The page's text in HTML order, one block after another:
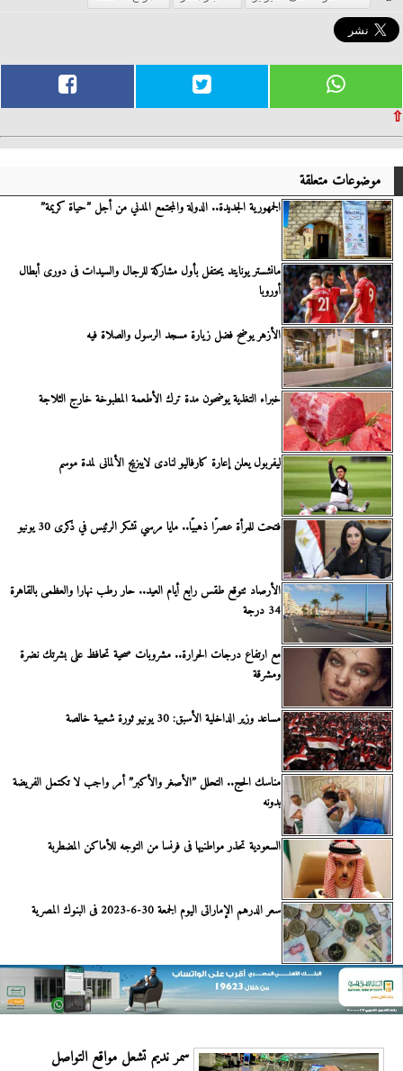
⇧
موضوعات متعلقة
الجمهورية الجديدة.. الدولة والمجتمع المدني من أجل ”حياة كريمة”
مانشستر يونايتد يحتفل بأول مشاركة للرجال والسيدات فى دورى أبطال
أوروبا
الأزهر يوضح فضل زيارة مسجد الرسول والصلاة فيه
خبراء التغذية يوضحون مدة ترك الأطعمة المطبوخة خارج الثلاجة
ليفربول يعلن إعارة كارفاليو لنادى لايبزيج الألمانى لمدة موسم
فتحت للمرأة عصرًا ذهبيًا.. مايا مرسي تشكر الرئيس في ذكرى 30 يونيو
الأرصاد تتوقع طقس رابع أيام العيد.. حار رطب نهارا والعظمى بالقاهرة
34 درجة
مع ارتفاع درجات الحرارة.. مشروبات صحية تحافظ على بشرتك نضرة
ومشرقة
مساعد وزير الداخلية الأسبق: 30 يونيو ثورة شعبية خالصة
مناسك الحج.. التحلل ”الأصغر والأكبر” أمر واجب لا تكتمل الفريضة
بدونه
السعودية تحذر مواطنيها فى فرنسا من التوجه للأماكن المضطربة
سعر الدرهم الإماراتى اليوم الجمعة 30-6-2023 فى البنوك المصرية
سمر نديم تشعل مواقع التواصل